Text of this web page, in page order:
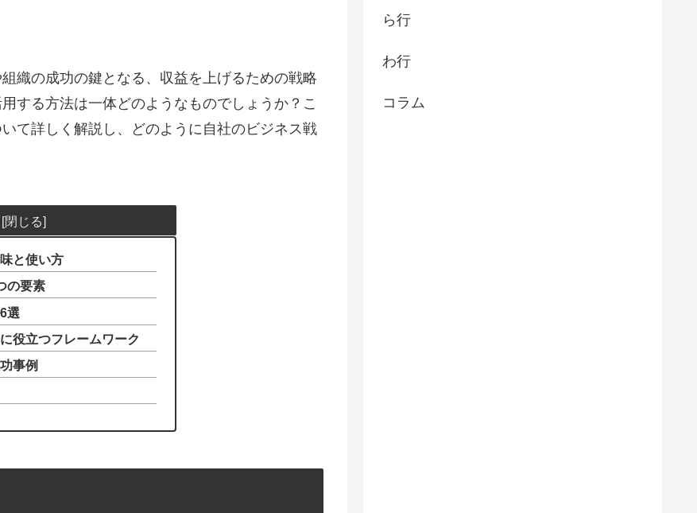
織の成功の鍵となる、収益を上げるための戦略
する方法は一体どのようなものでしょうか？こ
て詳しく解説し、どのように自社のビジネス戦
と使い方
の要素
選
役立つフレームワーク
事例
ら行
わ行
コラム